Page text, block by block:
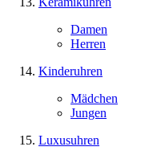
Damen
Herren
Kinderuhren
Mädchen
Jungen
Luxusuhren